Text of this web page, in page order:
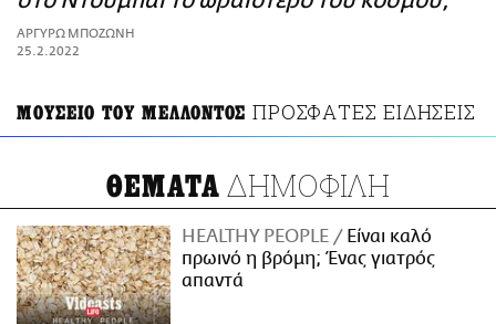
ΑΜΠΑ
PRINT
ΑΡΓΥΡΩ ΜΠΟΖΩΝΗ
25.2.2022
ΜΟΥΣΕΙΟ ΤΟΥ ΜΕΛΛΟΝΤΟΣ ΠΡΟΣΦΑΤΕΣ ΕΙΔΗΣΕΙΣ
ΘΕΜΑΤΑ ΔΗΜΟΦΙΛΗ
HEALTHY PEOPLE
Είναι καλό
πρωινό η βρόμη; Ένας γιατρός
απαντά